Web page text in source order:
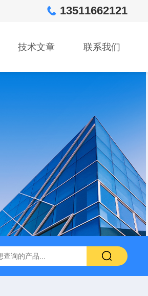
13511662121
技术文章 联系我们
300冷冻水浴恒温振荡器厂家